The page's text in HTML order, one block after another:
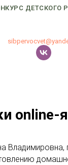
ДЕТСКОГО
online-
Владимировна,